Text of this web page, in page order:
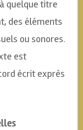
quelque titre
des éléments
ou sonores.
est
écrit exprès